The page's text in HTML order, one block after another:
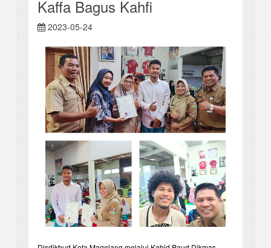
Kaffa Bagus Kahfi
2023-05-24